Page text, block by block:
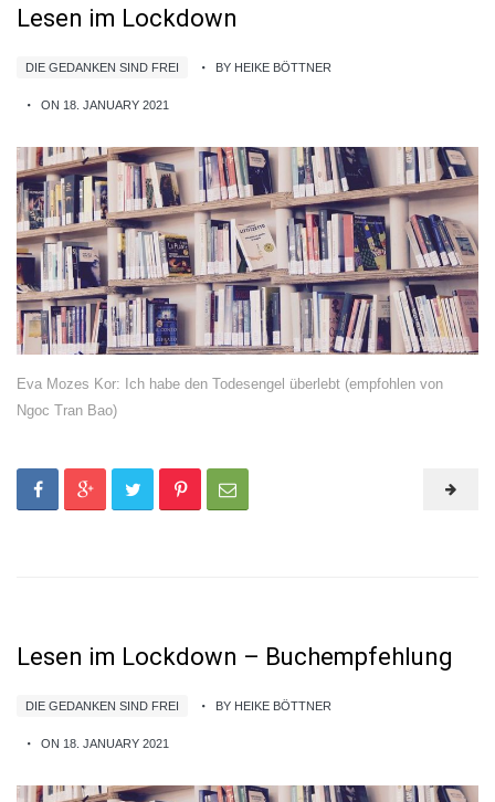
Lesen im Lockdown
DIE GEDANKEN SIND FREI BY HEIKE BÖTTNER
ON 18. JANUARY 2021
Eva Mozes Kor: Ich habe den Todesengel überlebt (empfohlen von
Ngoc Tran Bao)
Lesen im Lockdown – Buchempfehlung
DIE GEDANKEN SIND FREI BY HEIKE BÖTTNER
ON 18. JANUARY 2021